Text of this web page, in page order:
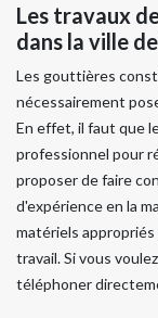
Les travaux
dans la ville
Les gouttières
nécessairement
En effet, il faut que
professionnel pour
proposer de faire
d'expérience en la
matériels
travail. Si vous
téléphoner